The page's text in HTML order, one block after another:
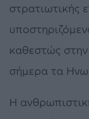
στρατιωτικής
καθεστώς
σήμερα τα
Η